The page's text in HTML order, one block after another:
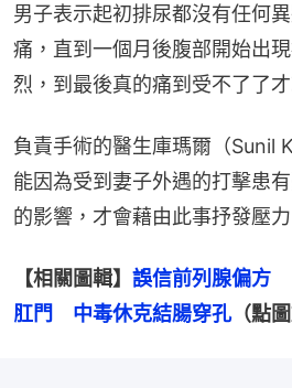
男子表示起初排尿都沒有任何
痛，直到一個月後腹部開始出
烈，到最後真的痛到受不了了才
負責手術的醫生庫瑪爾（Sunil
能因為受到妻子外遇的打擊患
的影響，才會藉由此事抒發壓力
【相關圖輯】 誤信前列腺偏方
肛門　中毒休克結腸穿孔（點